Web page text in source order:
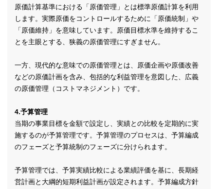
原価計算基準における「原価管理」とは標準原価計算を利用
します。実際原価をコントロールするために「原価統制」や
「原価維持」を意味しています。原価目標水準を維持するこ
とを主眼とする、狭義の原価管理にすぎません。
一方、現代的な意味での原価管理とは、原価企画や原価改善
などの原価計画を含み、包括的な利益管理を意図した、広義
の原価管理（コストマネジメント）です。
4.予算管理
当期の事業目標を金額で設定し、実績との比較を定期的に実
施するのが予算管理です。予算管理のプロセスは、予算編成
のフェーズと予算統制のフェーズに分けられます。
予算管理では、予算実績比較による業績評価を基に、長期経
営計画と大綱的短期利益計画が設定されます。予算編成方針